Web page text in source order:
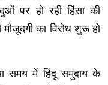
पर हो रही हिंसा की
का विरोध शुरू हो
समय में हिंदू समुदाय के